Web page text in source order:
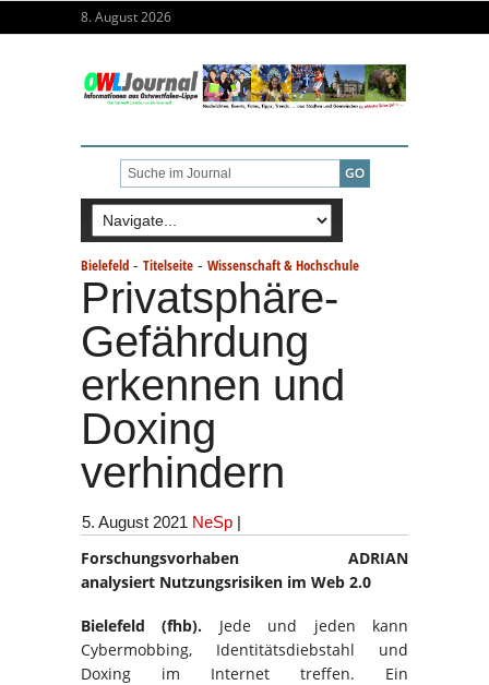
8. August 2026
Bielefeld - Titelseite - Wissenschaft & Hochschule
Privatsphäre-
Gefährdung
erkennen und
Doxing
verhindern
5. August 2021 NeSp |
Forschungsvorhaben ADRIAN
analysiert Nutzungsrisiken im Web 2.0
Bielefeld (fhb). Jede und jeden kann
Cybermobbing, Identitätsdiebstahl und
Doxing im Internet treffen. Ein